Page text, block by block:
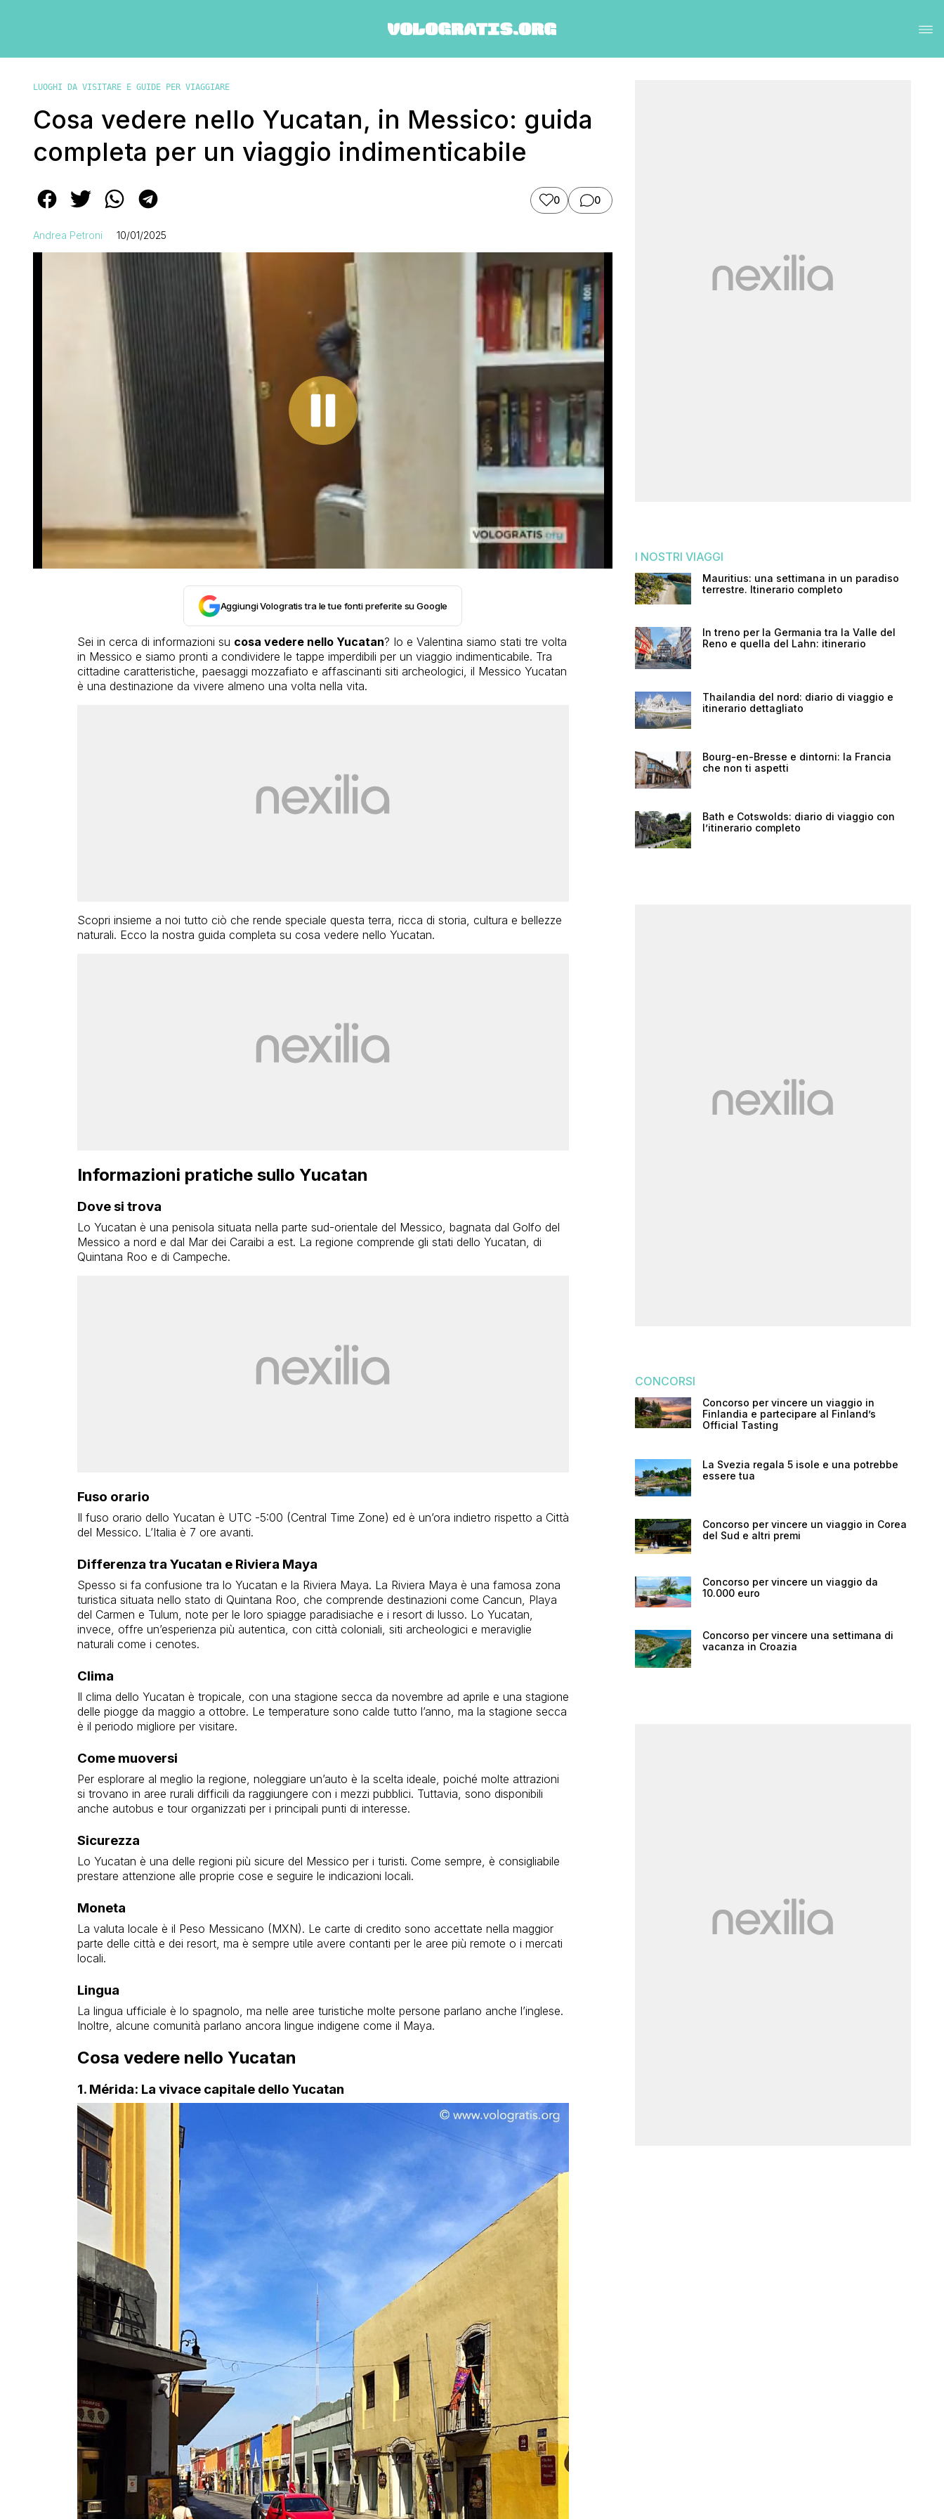
LUOGHI DA VISITARE E GUIDE PER VIAGGIARE
Cosa vedere nello Yucatan, in Messico: guida
completa per un viaggio indimenticabile
0 0
Andrea Petroni 10/01/2025
Aggiungi Vologratis tra le tue fonti preferite su Google
Sei in cerca di informazioni su cosa vedere nello Yucatan? Io e Valentina siamo stati tre volta
in Messico e siamo pronti a condividere le tappe imperdibili per un viaggio indimenticabile. Tra
cittadine caratteristiche, paesaggi mozzafiato e affascinanti siti archeologici, il Messico Yucatan
è una destinazione da vivere almeno una volta nella vita.
Scopri insieme a noi tutto ciò che rende speciale questa terra, ricca di storia, cultura e bellezze
naturali. Ecco la nostra guida completa su cosa vedere nello Yucatan.
Informazioni pratiche sullo Yucatan
Dove si trova
Lo Yucatan è una penisola situata nella parte sud-orientale del Messico, bagnata dal Golfo del
Messico a nord e dal Mar dei Caraibi a est. La regione comprende gli stati dello Yucatan, di
Quintana Roo e di Campeche.
Fuso orario
Il fuso orario dello Yucatan è UTC -5:00 (Central Time Zone) ed è un’ora indietro rispetto a Città
del Messico. L’Italia è 7 ore avanti.
Differenza tra Yucatan e Riviera Maya
Spesso si fa confusione tra lo Yucatan e la Riviera Maya. La Riviera Maya è una famosa zona
turistica situata nello stato di Quintana Roo, che comprende destinazioni come Cancun, Playa
del Carmen e Tulum, note per le loro spiagge paradisiache e i resort di lusso. Lo Yucatan,
invece, offre un’esperienza più autentica, con città coloniali, siti archeologici e meraviglie
naturali come i cenotes.
Clima
Il clima dello Yucatan è tropicale, con una stagione secca da novembre ad aprile e una stagione
delle piogge da maggio a ottobre. Le temperature sono calde tutto l’anno, ma la stagione secca
è il periodo migliore per visitare.
Come muoversi
Per esplorare al meglio la regione, noleggiare un’auto è la scelta ideale, poiché molte attrazioni
si trovano in aree rurali difficili da raggiungere con i mezzi pubblici. Tuttavia, sono disponibili
anche autobus e tour organizzati per i principali punti di interesse.
Sicurezza
Lo Yucatan è una delle regioni più sicure del Messico per i turisti. Come sempre, è consigliabile
prestare attenzione alle proprie cose e seguire le indicazioni locali.
Moneta
La valuta locale è il Peso Messicano (MXN). Le carte di credito sono accettate nella maggior
parte delle città e dei resort, ma è sempre utile avere contanti per le aree più remote o i mercati
locali.
Lingua
La lingua ufficiale è lo spagnolo, ma nelle aree turistiche molte persone parlano anche l’inglese.
Inoltre, alcune comunità parlano ancora lingue indigene come il Maya.
Cosa vedere nello Yucatan
1. Mérida: La vivace capitale dello Yucatan
I NOSTRI VIAGGI
Mauritius: una settimana in un paradiso
terrestre. Itinerario completo
In treno per la Germania tra la Valle del
Reno e quella del Lahn: itinerario
Thailandia del nord: diario di viaggio e
itinerario dettagliato
Bourg-en-Bresse e dintorni: la Francia
che non ti aspetti
Bath e Cotswolds: diario di viaggio con
l’itinerario completo
CONCORSI
Concorso per vincere un viaggio in
Finlandia e partecipare al Finland’s
Official Tasting
La Svezia regala 5 isole e una potrebbe
essere tua
Concorso per vincere un viaggio in Corea
del Sud e altri premi
Concorso per vincere un viaggio da
10.000 euro
Concorso per vincere una settimana di
vacanza in Croazia